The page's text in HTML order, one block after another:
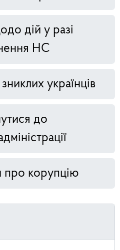
дій у разі
НС
українців
до
про корупцію